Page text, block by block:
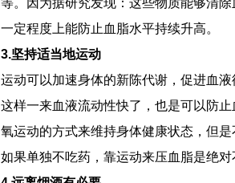
一定程度上能防止血脂水平持续升高。
3.坚持适当地运动
运动可以加速身体的新陈代谢，促进血
这样一来血液流动性快了，也是可以防
氧运动的方式来维持身体健康状态，但
如果单独不吃药，靠运动来压血脂是绝对